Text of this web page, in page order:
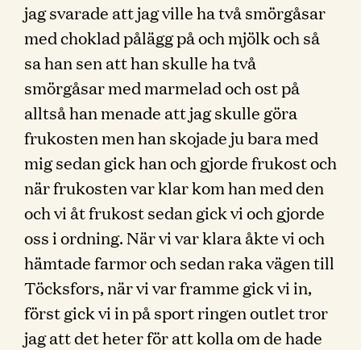
jag svarade att jag ville ha två smörgåsar
med choklad pålägg på och mjölk och så
sa han sen att han skulle ha två
smörgåsar med marmelad och ost på
alltså han menade att jag skulle göra
frukosten men han skojade ju bara med
mig sedan gick han och gjorde frukost och
när frukosten var klar kom han med den
och vi åt frukost sedan gick vi och gjorde
oss i ordning. När vi var klara åkte vi och
hämtade farmor och sedan raka vägen till
Töcksfors, när vi var framme gick vi in,
först gick vi in på sport ringen outlet tror
jag att det heter för att kolla om de hade